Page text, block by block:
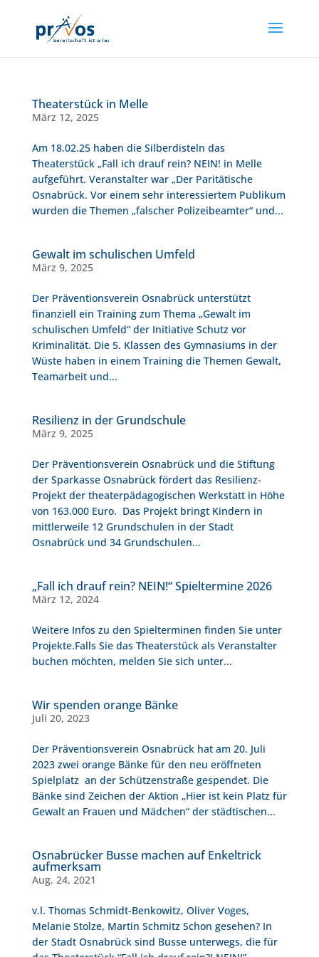
Theaterstück in Melle
März 12, 2025
Am 18.02.25 haben die Silberdisteln das
Theaterstück „Fall ich drauf rein? NEIN! in Melle
aufgeführt. Veranstalter war „Der Paritätische
Osnabrück. Vor einem sehr interessiertem Publikum
wurden die Themen „falscher Polizeibeamter“ und...
Gewalt im schulischen Umfeld
März 9, 2025
Der Präventionsverein Osnabrück unterstützt
finanziell ein Training zum Thema „Gewalt im
schulischen Umfeld“ der Initiative Schutz vor
Kriminalität. Die 5. Klassen des Gymnasiums in der
Wüste haben in einem Training die Themen Gewalt,
Teamarbeit und...
Resilienz in der Grundschule
März 9, 2025
Der Präventionsverein Osnabrück und die Stiftung
der Sparkasse Osnabrück fördert das Resilienz-
Projekt der theaterpädagogischen Werkstatt in Höhe
von 163.000 Euro. Das Projekt bringt Kindern in
mittlerweile 12 Grundschulen in der Stadt
Osnabrück und 34 Grundschulen...
„Fall ich drauf rein? NEIN!“ Spieltermine 2026
März 12, 2024
Weitere Infos zu den Spielterminen finden Sie unter
Projekte.Falls Sie das Theaterstück als Veranstalter
buchen möchten, melden Sie sich unter...
Wir spenden orange Bänke
Juli 20, 2023
Der Präventionsverein Osnabrück hat am 20. Juli
2023 zwei orange Bänke für den neu eröffneten
Spielplatz an der Schützenstraße gespendet. Die
Bänke sind Zeichen der Aktion „Hier ist kein Platz für
Gewalt an Frauen und Mädchen“ der städtischen...
Osnabrücker Busse machen auf Enkeltrick
aufmerksam
Aug. 24, 2021
v.l. Thomas Schmidt-Benkowitz, Oliver Voges,
Melanie Stolze, Martin Schmitz Schon gesehen? In
der Stadt Osnabrück sind Busse unterwegs, die für